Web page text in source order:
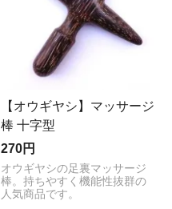
【オウギヤシ】マッサージ
棒 十字型
270円
オウギヤシの足裏マッサージ
棒。持ちやすく機能性抜群の
人気商品です。